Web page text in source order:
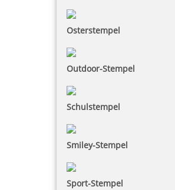
Osterstempel
Outdoor-Stempel
Schulstempel
Smiley-Stempel
Sport-Stempel